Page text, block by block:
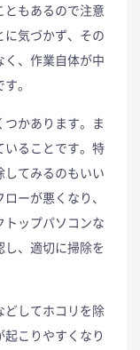
ともあるので注意
に気づかず、その
く、作業自体が中
。
かあります。ま
いることです。特
てみるのもいい
ーが悪くなり、
ップパソコンな
、適切に掃除を
どしてホコリを除
こりやすくなり